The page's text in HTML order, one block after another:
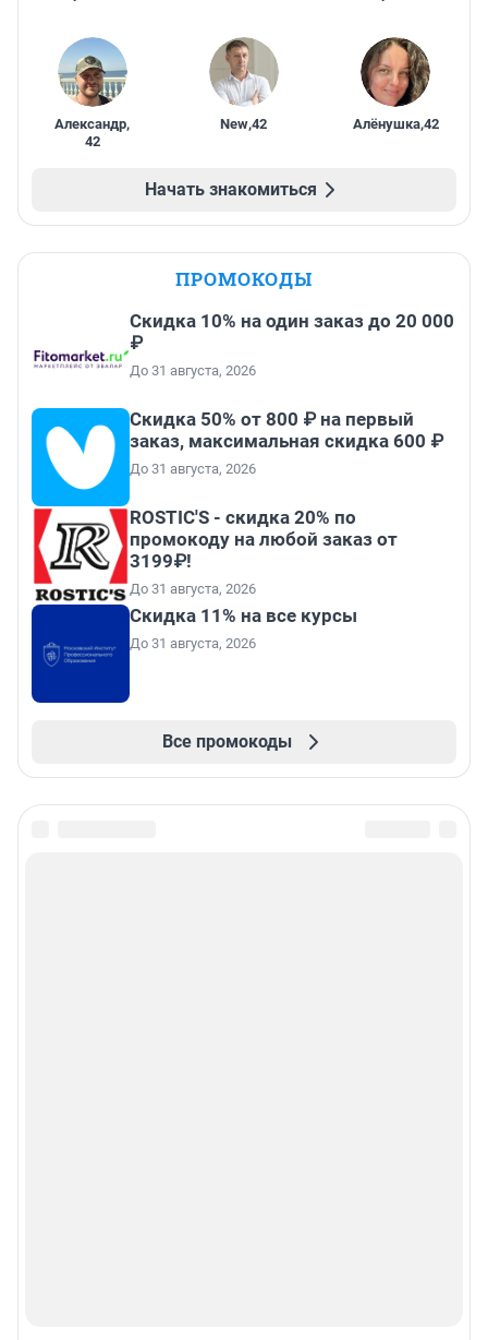
Александр,
42
New,42 Алёнушка,42
Начать знакомиться
ПРОМОКОДЫ
Скидка 10% на один заказ до 20 000
₽
До 31 августа, 2026
Скидка 50% от 800 ₽ на первый
заказ, максимальная скидка 600 ₽
До 31 августа, 2026
ROSTIC'S - скидка 20% по
промокоду на любой заказ от
3199₽!
До 31 августа, 2026
Скидка 11% на все курсы
До 31 августа, 2026
Все промокоды